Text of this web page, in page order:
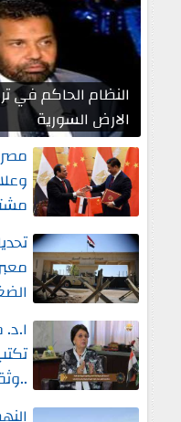
النظام الحاكم في
الارض السورية
واستثمارات جديدة